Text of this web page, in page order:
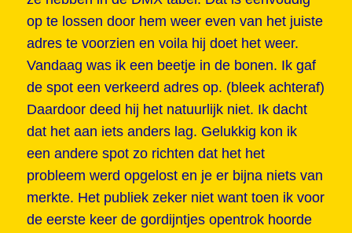
op te lossen door hem weer even van het juiste
adres te voorzien en voila hij doet het weer.
Vandaag was ik een beetje in de bonen. Ik gaf
de spot een verkeerd adres op. (bleek achteraf)
Daardoor deed hij het natuurlijk niet. Ik dacht
dat het aan iets anders lag. Gelukkig kon ik
een andere spot zo richten dat het het
probleem werd opgelost en je er bijna niets van
merkte. Het publiek zeker niet want toen ik voor
de eerste keer de gordijntjes opentrok hoorde